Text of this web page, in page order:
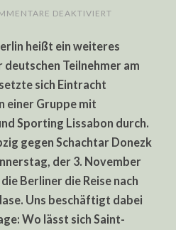
DEAKTIVIERT
SAINT-
–
STREAM
ODER
FREE-
heißt ein weiteres
Teilnehmer am
sich Eintracht
einer Gruppe mit
Sporting Lissabon durch.
gegen Schachtar Donezk
der 3. November
Berliner die Reise nach
Uns beschäftigt dabei
Wo lässt sich Saint-